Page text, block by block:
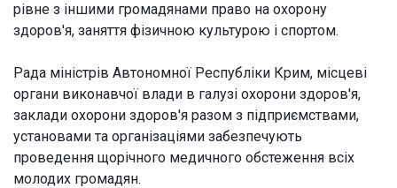
рівне з іншими громадянами право на охорону
здоров'я, заняття фізичною культурою і спортом.
Рада міністрів Автономної Республіки Крим, місцеві
органи виконавчої влади в галузі охорони здоров'я,
заклади охорони здоров'я разом з підприємствами,
установами та організаціями забезпечують
проведення щорічного медичного обстеження всіх
молодих громадян.